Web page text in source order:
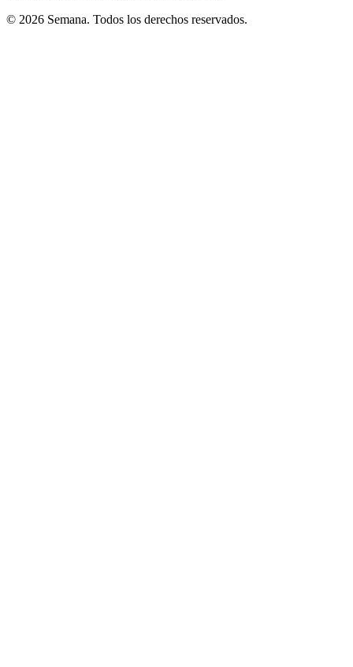
© 2026 Semana. Todos los derechos reservados.